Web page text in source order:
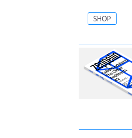
SHOP